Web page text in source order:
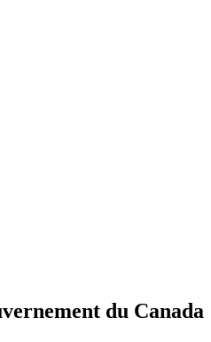
du Canada